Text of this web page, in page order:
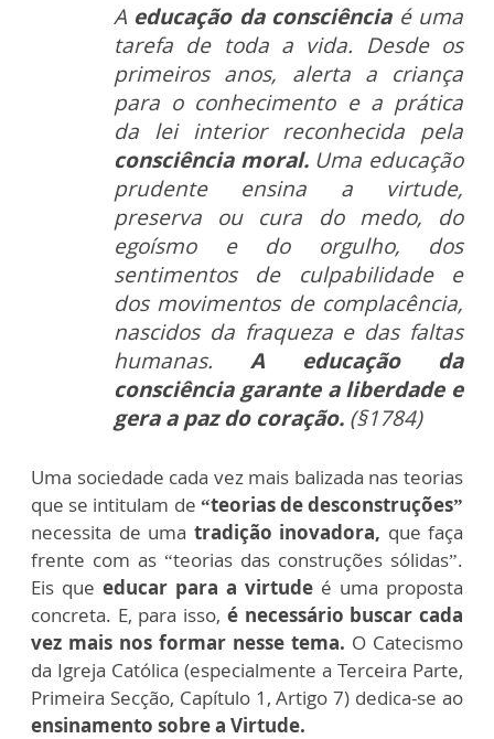
A educação da consciênciaé uma
tarefa de toda a vida. Desde os
primeiros anos, alerta a criança
para o conhecimento e a prática
da lei interior reconhecida pela
consciência moral. Uma educação
prudente ensina a virtude,
preserva ou cura do medo, do
egoísmo e do orgulho, dos
sentimentos de culpabilidade e
dos movimentos de complacência,
nascidos da fraqueza e das faltas
humanas. A educação da
consciência garante a liberdade e
gera a paz do coração. (§1784)
Uma sociedade cada vez mais balizada nas teorias
que se intitulam de “teorias de desconstruções”
necessita de uma tradição inovadora, que faça
frente com as “teorias das construções sólidas”.
Eis que educar para a virtude é uma proposta
concreta. E, para isso, é necessário buscar cada
vez mais nos formar nesse tema. O Catecismo
da Igreja Católica (especialmente a Terceira Parte,
Primeira Secção, Capítulo 1, Artigo 7) dedica-se ao
ensinamento sobre a Virtude.